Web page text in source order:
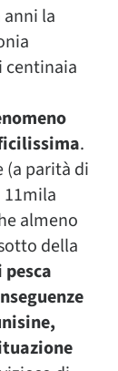
anni la
centinaia
.
(a parità di
almeno
della
pesca